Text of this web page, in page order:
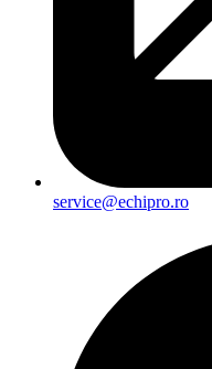
service@echipro.ro